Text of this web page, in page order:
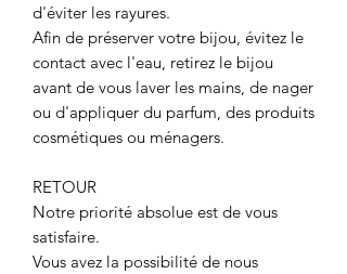
d'éviter les rayures.
Afin de préserver votre bijou, évitez le
contact avec l'eau, retirez le bijou
avant de vous laver les mains, de nager
ou d'appliquer du parfum, des produits
cosmétiques ou ménagers.
RETOUR
Notre priorité absolue est de vous
satisfaire.
Vous avez la possibilité de nous